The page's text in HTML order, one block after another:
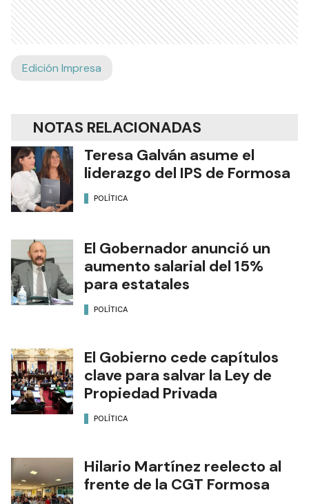
Edición Impresa
NOTAS RELACIONADAS
Teresa Galván asume el
liderazgo del IPS de Formosa
POLÍTICA
El Gobernador anunció un
aumento salarial del 15%
para estatales
POLÍTICA
El Gobierno cede capítulos
clave para salvar la Ley de
Propiedad Privada
POLÍTICA
Hilario Martínez reelecto al
frente de la CGT Formosa